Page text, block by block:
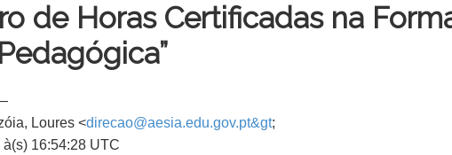
de Horas Certificadas na
Loures <direcao@aesia.edu.gov.pt&gt;
16:54:28 UTC